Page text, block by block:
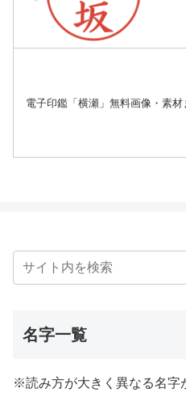
電子印鑑「横瀬」無料画像・素材
名字一覧
※読み方が大きく異なる名字